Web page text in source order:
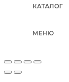
КАТАЛОГ
МЕНЮ